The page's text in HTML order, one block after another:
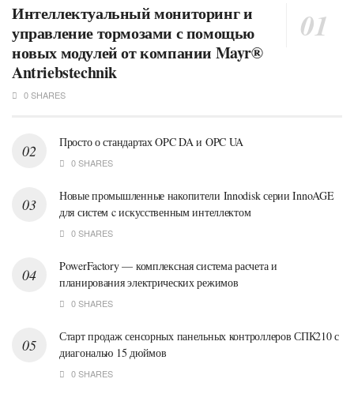
Интеллектуальный мониторинг и
управление тормозами с помощью
новых модулей от компании Mayr®
Antriebstechnik
0 SHARES
Просто о стандартах OPC DA и OPC UA
0 SHARES
Новые промышленные накопители Innodisk серии InnoAGE
для систем c искусственным интеллектом
0 SHARES
PowerFactory — комплексная система расчета и
планирования электрических режимов
0 SHARES
Старт продаж сенсорных панельных контроллеров СПК210 с
диагональю 15 дюймов
0 SHARES